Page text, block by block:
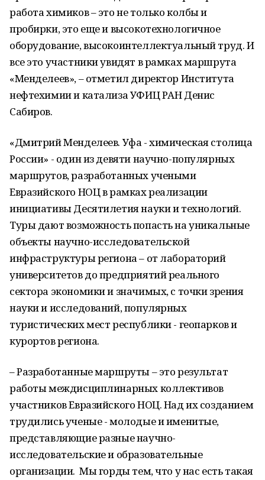
работа химиков – это не только колбы и
пробирки, это еще и высокотехнологичное
оборудование, высокоинтеллектуальный труд. И
все это участники увидят в рамках маршрута
«Менделеев», – отметил директор Института
нефтехимии и катализа УФИЦ РАН Денис
Сабиров.
«Дмитрий Менделеев. Уфа - химическая столица
России» - один из девяти научно-популярных
маршрутов, разработанных учеными
Евразийского НОЦ в рамках реализации
инициативы Десятилетия науки и технологий.
Туры дают возможность попасть на уникальные
объекты научно-исследовательской
инфраструктуры региона – от лабораторий
университетов до предприятий реального
сектора экономики и значимых, с точки зрения
науки и исследований, популярных
туристических мест республики - геопарков и
курортов региона.
– Разработанные маршруты – это результат
работы междисциплинарных коллективов
участников Евразийского НОЦ. Над их созданием
трудились ученые - молодые и именитые,
представляющие разные научно-
исследовательские и образовательные
организации. Мы горды тем, что у нас есть такая